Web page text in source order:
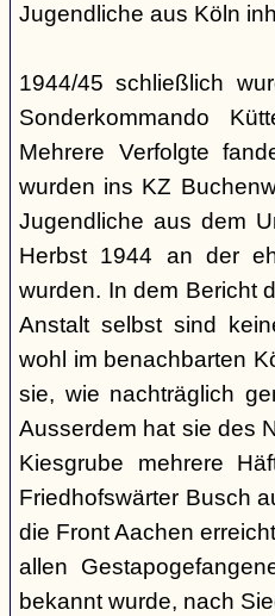
Jugendliche aus Köln
1944/45 schließlich
Sonderkommando
Mehrere Verfolgte
wurden ins KZ
Jugendliche aus dem
Herbst 1944 an der
wurden. In dem Bericht
Anstalt selbst sind
wohl im benachbarten
sie, wie nachträglich
Ausserdem hat sie des
Kiesgrube mehrere
Friedhofswärter Busch
die Front Aachen
allen
bekannt wurde, nach